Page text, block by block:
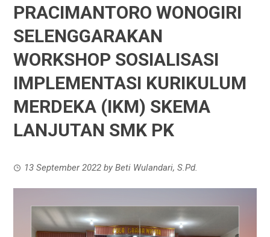
PRACIMANTORO WONOGIRI
SELENGGARAKAN
WORKSHOP SOSIALISASI
IMPLEMENTASI KURIKULUM
MERDEKA (IKM) SKEMA
LANJUTAN SMK PK
13 September 2022 byBeti Wulandari, S.Pd.